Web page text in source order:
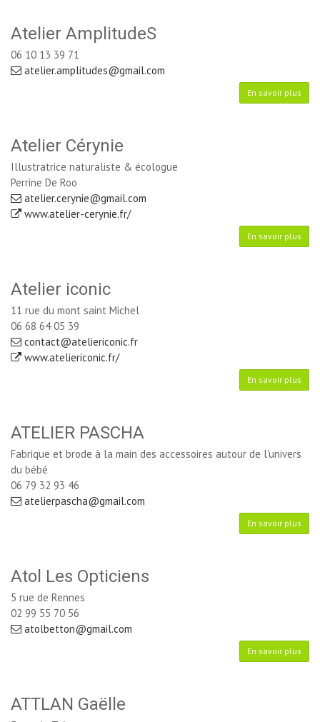
Atelier AmplitudeS
06 10 13 39 71
atelier.amplitudes@gmail.com
En savoir plus
Atelier Cérynie
Illustratrice naturaliste & écologue
Perrine De Roo
atelier.cerynie@gmail.com
www.atelier-cerynie.fr/
En savoir plus
Atelier iconic
11 rue du mont saint Michel
06 68 64 05 39
contact@ateliericonic.fr
www.ateliericonic.fr/
En savoir plus
ATELIER PASCHA
Fabrique et brode à la main des accessoires autour de l'univers
du bébé
06 79 32 93 46
atelierpascha@gmail.com
En savoir plus
Atol Les Opticiens
5 rue de Rennes
02 99 55 70 56
atolbetton@gmail.com
En savoir plus
ATTLAN Gaëlle